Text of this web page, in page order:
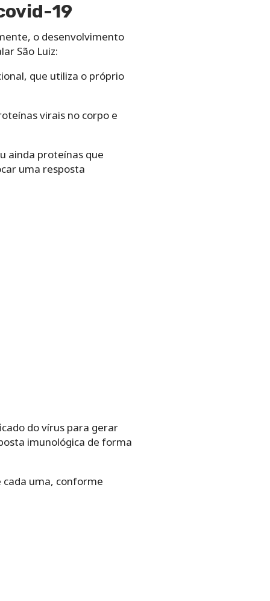
19
o desenvolvimento
São Luiz:
que utiliza o próprio
virais no corpo e
ainda proteínas que
uma resposta
do vírus para gerar
imunológica de forma
cada uma, conforme